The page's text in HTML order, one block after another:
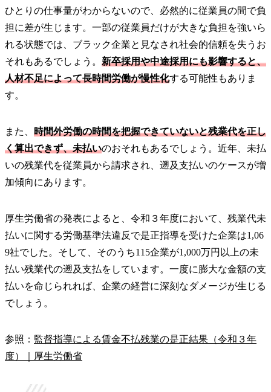
ひとりの仕事量がわからないので、必然的に従業員の間で負
担に差が生じます。一部の従業員だけが大きな負担を強いら
れる状態では、ブラック企業と見なされ社会的信頼を失うお
それもあるでしょう。 新卒採用や中途採用にも影響すると、
人材不足によって長時間労働が慢性化する可能性もありま
す。
また、 時間外労働の時間を把握できていないと残業代を正し
く算出できず、未払いのおそれもあるでしょう。近年、未払
いの残業代を従業員から請求され、遡及支払いのケースが増
加傾向にあります。
厚生労働省の発表によると、令和３年度において、残業代未
払いに関する労働基準法違反で是正指導を受けた企業は1,06
9社でした。そして、そのうち115企業が1,000万円以上の未
払い残業代の遡及支払をしています。一度に膨大な金額の支
払いを命じられれば、企業の経営に深刻なダメージが生じる
でしょう。
参照： 監督指導による賃金不払残業の是正結果（令和３年
度）｜厚生労働省